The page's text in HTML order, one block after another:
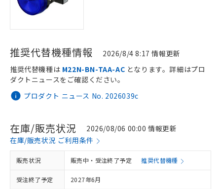
推奨代替機種情報 2026/8/4 8:17 情報更新
プロダクト ニュース No. 2026039c
推奨代替機種は M22N-BN-TAA-AC となります。詳細はプロ
ダクトニュースをご確認ください。
在庫/販売状況
2026/08/06 00:00 情報更新
在庫/販売状況 ご利用条件
販売状況 販売中・受注終了予定 推奨代替機種
受注終了予定 2027年6月